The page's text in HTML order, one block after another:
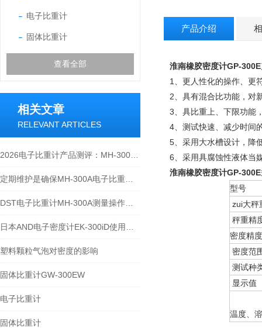
电子比重计
固体比重计
查看全部
相关文章
RELEVANT ARTICLES
塑料颗粒气泡对密度的影响
固体比重计GW-300EW
电子比重计
固体比重计
产品介绍
淮南橡胶密度计GP-300E
1、更人性化的操作、更
2、具有混合比功能，对
3、具比重上、下限功能
4、测试快速、减少时间
5、采用大水槽设计，降
6、采用具腐蚀性液体当
淮南橡胶密度计GP-300E
型号
zui大秤
秤重精
密度精度
密度范
测试种
显示值
温度、